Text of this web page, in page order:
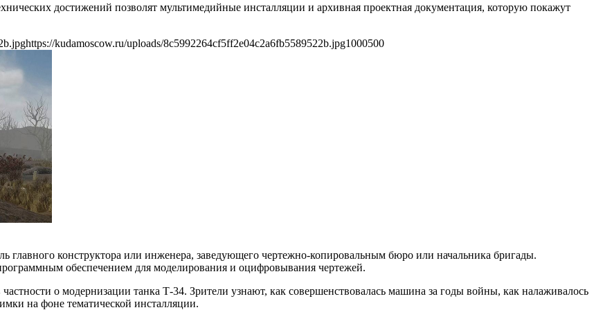
достижений позволят мультимедийные инсталляции и архивная проектная документация, которую покажут
https://kudamoscow.ru/uploads/8c5992264cf5ff2e04c2a6fb5589522b.jpg1000500
конструктора или инженера, заведующего чертежно-копировальным бюро или начальника бригады.
обеспечением для моделирования и оцифровывания чертежей.
о модернизации танка Т-34. Зрители узнают, как совершенствовалась машина за годы войны, как налаживалось
на фоне тематической инсталляции.